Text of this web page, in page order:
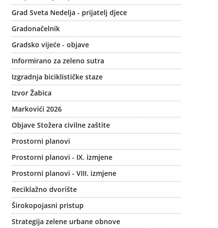
Grad Sveta Nedelja - prijatelj djece
Gradonačelnik
Gradsko vijeće - objave
Informirano za zeleno sutra
Izgradnja biciklističke staze
Izvor Žabica
Markovići 2026
Objave Stožera civilne zaštite
Prostorni planovi
Prostorni planovi - IX. izmjene
Prostorni planovi - VIII. izmjene
Reciklažno dvorište
Širokopojasni pristup
Strategija zelene urbane obnove